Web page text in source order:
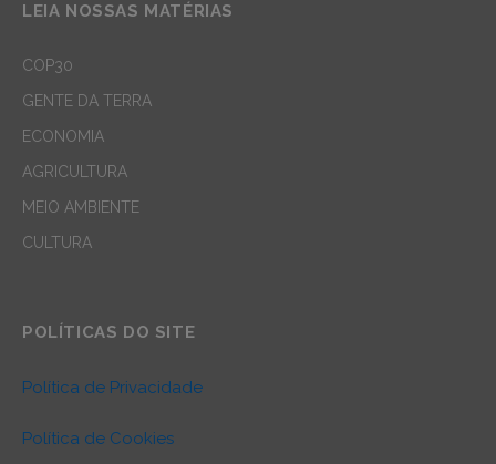
LEIA NOSSAS MATÉRIAS
COP30
GENTE DA TERRA
ECONOMIA
AGRICULTURA
MEIO AMBIENTE
CULTURA
POLÍTICAS DO SITE
Política de Privacidade
Política de Cookies